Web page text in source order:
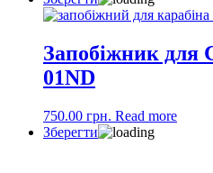
Запобіжник для
01ND
750.00 грн. Read more
Зберегти